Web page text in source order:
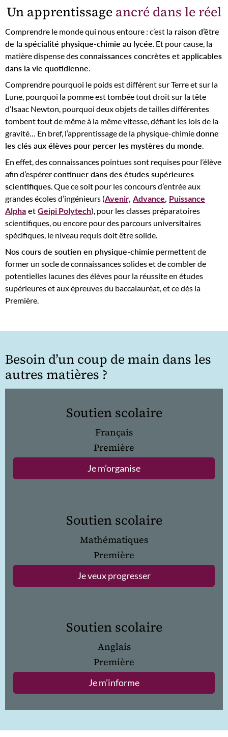
Un apprentissage ancré dans le réel
Comprendre le monde qui nous entoure : c’est la raison d’être
de la spécialité physique-chimie au lycée. Et pour cause, la
matière dispense desconnaissances concrètes et applicables
dans la vie quotidienne.
Comprendre pourquoi le poids est différent sur Terre et sur la
Lune, pourquoi la pomme est tombée tout droit sur la tête
d’Isaac Newton, pourquoi deux objets de tailles différentes
tombent tout de même à la même vitesse, défiant les lois de la
gravité… En bref, l’apprentissage de la physique-chimiedonne
les clés aux élèves pour percer les mystères du monde.
En effet, des connaissances pointues sont requises pour l’élève
afin d’espérercontinuer dans des études supérieures
scientifiques. Que ce soit pour les concours d’entrée aux
grandes écoles d’ingénieurs (Avenir, Advance, Puissance
Alpha et Geipi Polytech), pour les classes préparatoires
scientifiques, ou encore pour des parcours universitaires
spécifiques, le niveau requis doit être solide.
Nos cours de soutien en physique-chimie permettent de
former un socle de connaissances solides et de combler de
potentielles lacunes des élèves pour la réussite en études
supérieures et aux épreuves du baccalauréat, et ce dès la
Première.
Besoin d’un coup de main dans les
autres matières ?
Soutien scolaire
Français
Première
Je m’organise
Soutien scolaire
Mathématiques
Première
Je veux progresser
Soutien scolaire
Anglais
Première
Je m’informe